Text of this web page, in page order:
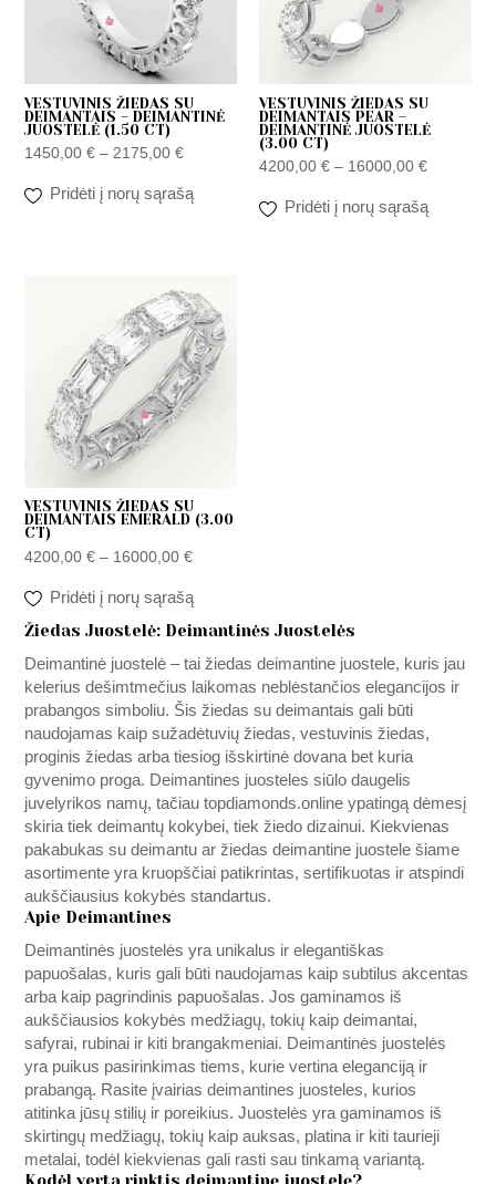
VESTUVINIS ŽIEDAS SU
DEIMANTAIS – DEIMANTINĖ
JUOSTELĖ (1.50 CT)
1450,00€ – 2175,00€
Pridėti į norų sąrašą
VESTUVINIS ŽIEDAS SU
DEIMANTAIS PEAR –
DEIMANTINĖ JUOSTELĖ
(3.00 CT)
4200,00 € – 16000,00 €
Pridėti į norų sąrašą
VESTUVINIS ŽIEDAS SU
DEIMANTAIS EMERALD (3.00
CT)
4200,00€ – 16000,00€
cen:
od
4200,00 €
do
16000,00 €
Pridėti į norų sąrašą
Žiedas Juostelė: Deimantinės Juostelės
Deimantinė juostelė – tai žiedas deimantine juostele, kuris jau
kelerius dešimtmečius laikomas neblėstančios elegancijos ir
prabangos simboliu. Šis žiedas su deimantais gali būti
naudojamas kaip sužadėtuvių žiedas, vestuvinis žiedas,
proginis žiedas arba tiesiog išskirtinė dovana bet kuria
gyvenimo proga. Deimantines juosteles siūlo daugelis
juvelyrikos namų, tačiautopdiamonds.online ypatingą dėmesį
skiria tiek deimantų kokybei, tiek žiedo dizainui. Kiekvienas
pakabukas su deimantu ar žiedas deimantine juostele šiame
asortimente yra kruopščiai patikrintas, sertifikuotas ir atspindi
aukščiausius kokybės standartus.
Apie Deimantines
Deimantinės juostelės yra unikalus ir elegantiškas
papuošalas, kuris gali būti naudojamas kaip subtilus akcentas
arba kaip pagrindinis papuošalas. Jos gaminamos iš
aukščiausios kokybės medžiagų, tokių kaip deimantai,
safyrai, rubinai ir kiti brangakmeniai. Deimantinės juostelės
yra puikus pasirinkimas tiems, kurie vertina eleganciją ir
prabangą. Rasite įvairias deimantines juosteles, kurios
atitinka jūsų stilių ir poreikius. Juostelės yra gaminamos iš
skirtingų medžiagų, tokių kaip auksas, platina ir kiti taurieji
metalai, todėl kiekvienas gali rasti sau tinkamą variantą.